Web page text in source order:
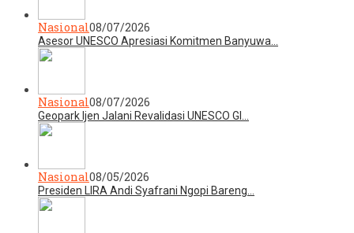
Nasional08/07/2026
Asesor UNESCO Apresiasi Komitmen Banyuwa…
Nasional08/07/2026
Geopark Ijen Jalani Revalidasi UNESCO Gl…
Nasional08/05/2026
Presiden LIRA Andi Syafrani Ngopi Bareng…